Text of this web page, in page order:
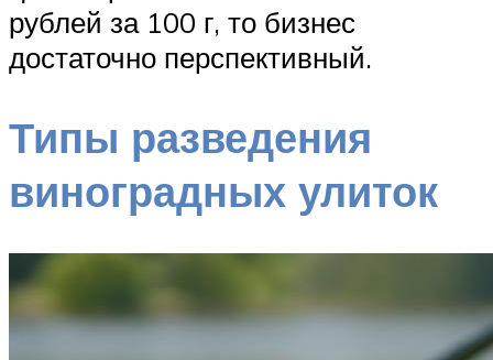
рублей за 100 г, то бизнес
достаточно перспективный.
Типы разведения
виноградных улиток